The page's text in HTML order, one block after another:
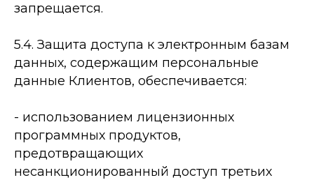
запрещается.
5.4. Защита доступа к электронным базам
данных, содержащим персональные
данные Клиентов, обеспечивается:
-­ использованием лицензионных
программных продуктов,
предотвращающих
несанкционированный доступ третьих